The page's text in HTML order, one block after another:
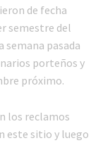
de fecha
semestre del
semana pasada
porteños y
próximo.
los reclamos
este sitio y luego